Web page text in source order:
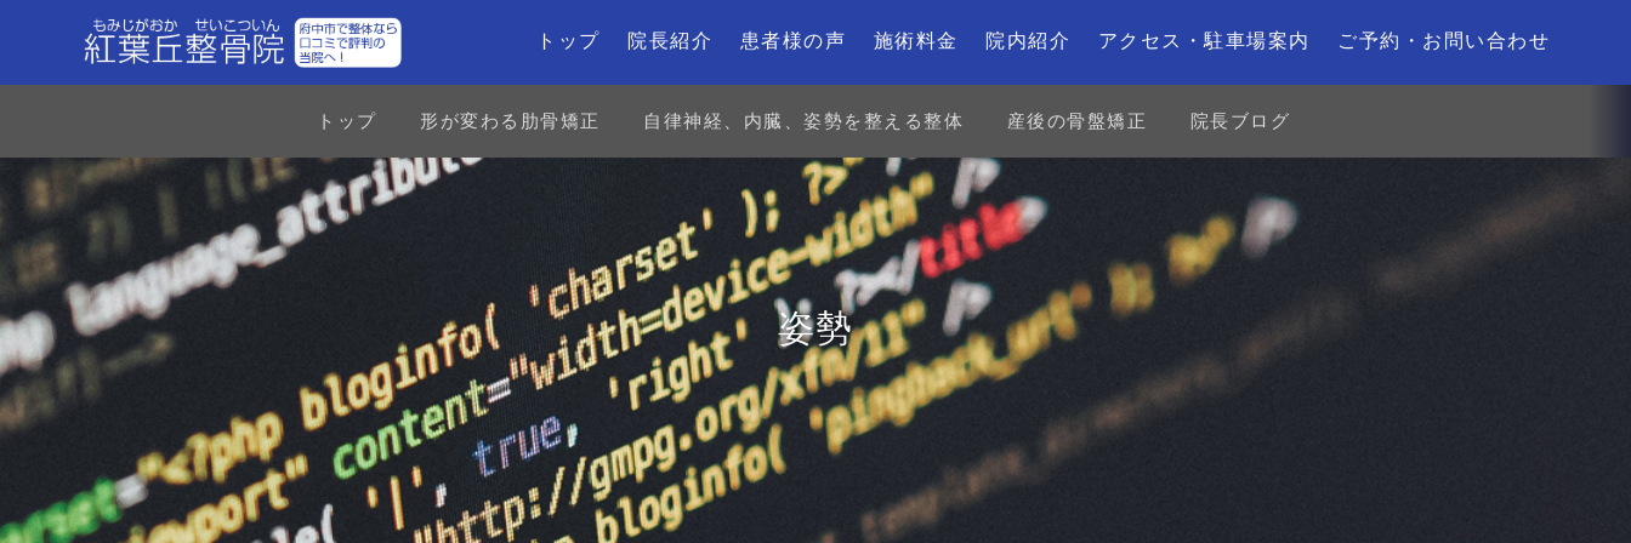
トップ 院長紹介 患者様の声 施術料金 院内紹介 アクセス・駐車場案内 ご予約・お問い合わせ
トップ 形が変わる肋骨矯正 自律神経、内臓、姿勢を整える整体 産後の骨盤矯正 院長ブログ
姿勢